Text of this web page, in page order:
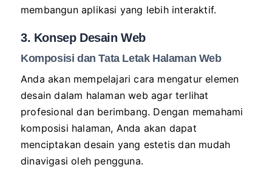
membangun aplikasi yang lebih interaktif.
3. Konsep Desain Web
Komposisi dan Tata Letak Halaman Web
Anda akan mempelajari cara mengatur elemen
desain dalam halaman web agar terlihat
profesional dan berimbang. Dengan memahami
komposisi halaman, Anda akan dapat
menciptakan desain yang estetis dan mudah
dinavigasi oleh pengguna.